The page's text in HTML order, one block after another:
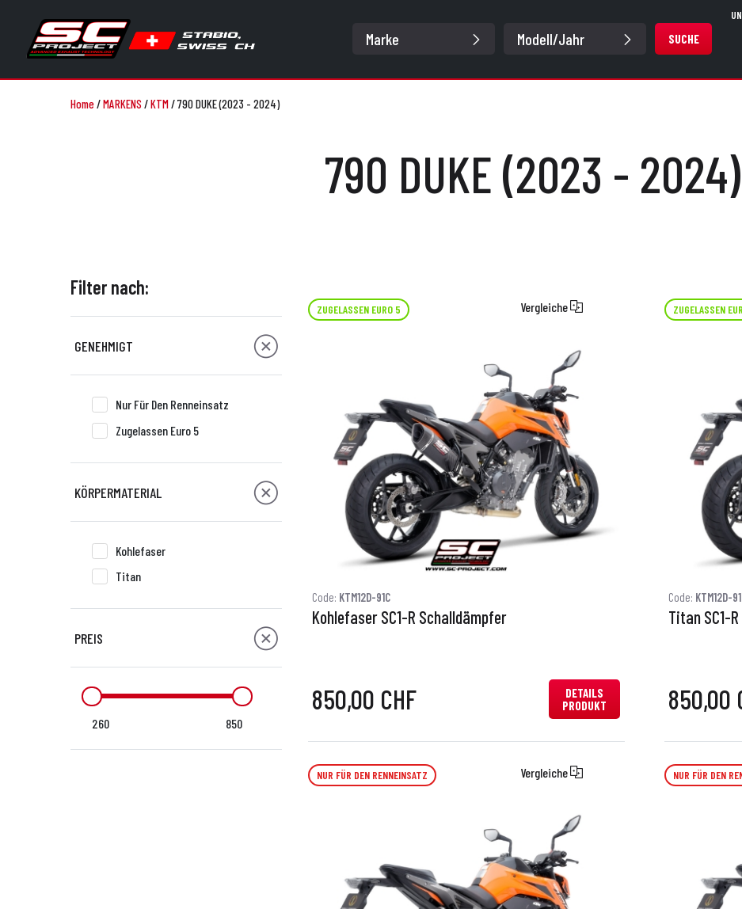
SUCHE
Home/MARKENS /KTM/790 DUKE (2023 - 2024)
790 DUKE (2023 - 2024)
Filter nach:
GENEHMIGT
Nur Für Den Renneinsatz
Zugelassen Euro 5
KÖRPERMATERIAL
Kohlefaser
Titan
PREIS
260 850
ZUGELASSEN EURO 5 Vergleiche
Code: KTM12D-91C
Kohlefaser SC1-R Schalldämpfer
850,00 CHF
DETAILS
PRODUKT
ZUGELASSEN
Code: KTM12D-
Titan SC1-
850,00
NUR FÜR DEN RENNEINSATZ Vergleiche NUR FÜR DEN